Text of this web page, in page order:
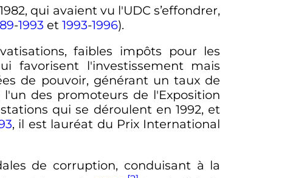
qui avaient vu l'UDC s’effondrer,
-1993 et 1993-1996).
faibles impôts pour les
favorisent l'investissement mais
de pouvoir, générant un taux de
des promoteurs de l'Exposition
qui se déroulent en 1992, et
, il est lauréat du Prix International
de corruption, conduisant à la